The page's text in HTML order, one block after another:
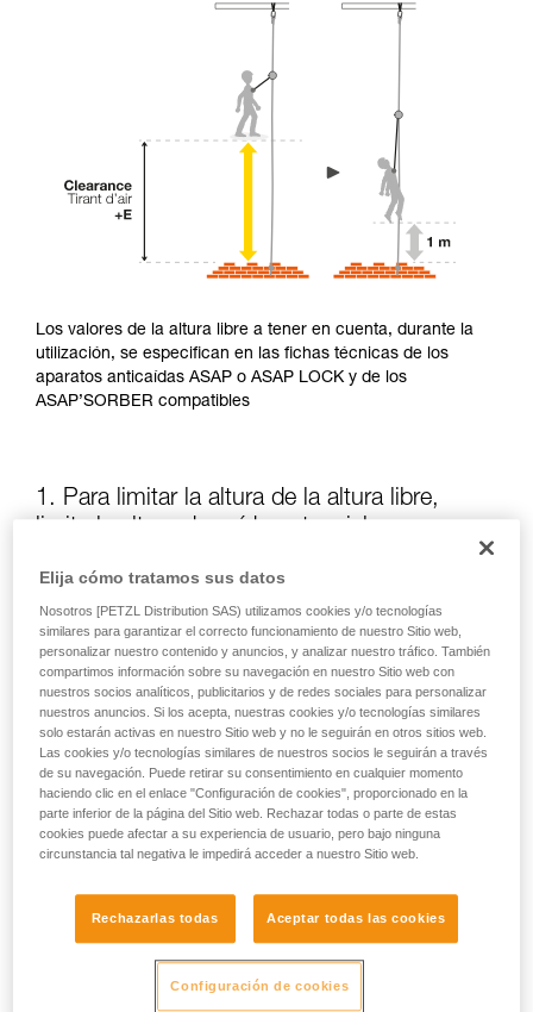
Los valores de la altura libre a tener en cuenta, durante la
utilización, se especifican en las fichas técnicas de los
aparatos anticaídas ASAP o ASAP LOCK y de los
ASAP’SORBER compatibles
1. Para limitar la altura de la altura libre,
La posición del ASAP o del ASAP LOCK, en relación al
usuario, influye en la altura de caída y, así, en la longitud de
desgarro del absorbedor de energía: estos dos elementos
aumentan la altura libre.
Mantenga siempre que sea posible el ASAP o el ASAP LOCK
por encima del punto de enganche del arnés.
Elija cómo tratamos sus datos
Nosotros [PETZL Distribution SAS) utilizamos cookies y/o tecnologías
similares para garantizar el correcto funcionamiento de nuestro Sitio web,
personalizar nuestro contenido y anuncios, y analizar nuestro tráfico. También
compartimos información sobre su navegación en nuestro Sitio web con
nuestros socios analíticos, publicitarios y de redes sociales para personalizar
nuestros anuncios. Si los acepta, nuestras cookies y/o tecnologías similares
solo estarán activas en nuestro Sitio web y no le seguirán en otros sitios web.
Las cookies y/o tecnologías similares de nuestros socios le seguirán a través
de su navegación. Puede retirar su consentimiento en cualquier momento
haciendo clic en el enlace "Configuración de cookies", proporcionado en la
parte inferior de la página del Sitio web. Rechazar todas o parte de estas
cookies puede afectar a su experiencia de usuario, pero bajo ninguna
circunstancia tal negativa le impedirá acceder a nuestro Sitio web.
Rechazarlas todas Aceptar todas las cookies
Configuración de cookies